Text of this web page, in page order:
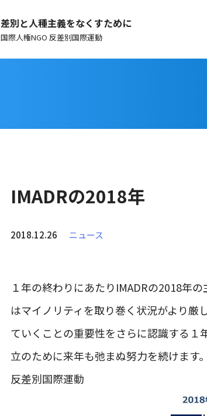
差別と人種主義をなくすために
国際人権NGO 反差別国際運動
IMADRの2018年
2018.12.26 ニュース
１年の終わりにあたりIMADRの2018年
はマイノリティを取り巻く状況がより
ていくことの重要性をさらに認識する
立のために来年も弛まぬ努力を続けます
反差別国際運動